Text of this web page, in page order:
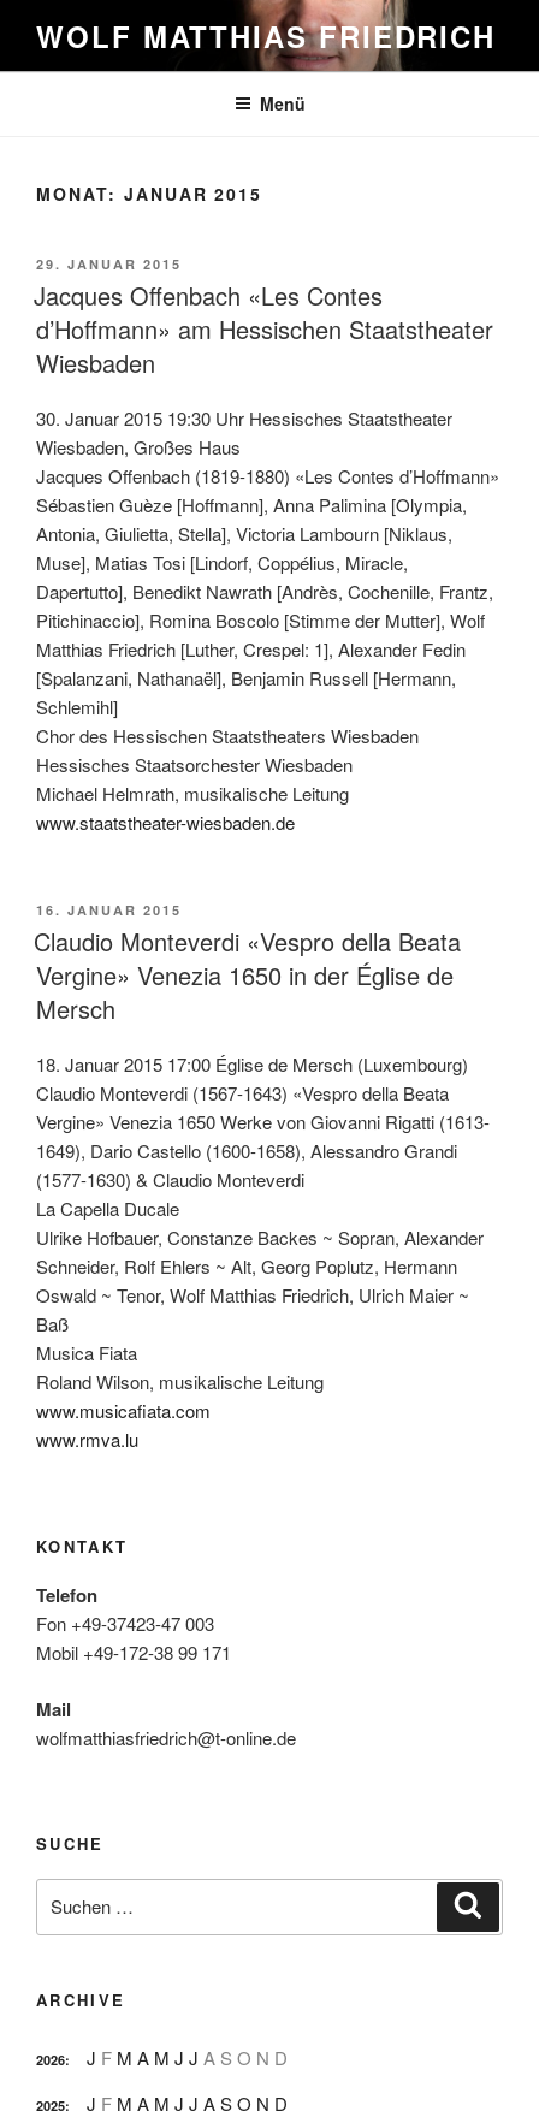
Inhalt
springen
WOLF MATTHIAS FRIEDRICH
Menü
MONAT: JANUAR 2015
VERÖFFENTLICHT
AM
29. JANUAR 2015
Jacques Offenbach «Les Contes
d’Hoffmann» am Hessischen Staatstheater
Wiesbaden
30. Januar 2015 19:30 Uhr Hessisches Staatstheater
Wiesbaden, Großes Haus
Jacques Offenbach (1819-1880) «Les Contes d’Hoffmann»
Sébastien Guèze [Hoffmann], Anna Palimina [Olympia,
Antonia, Giulietta, Stella], Victoria Lambourn [Niklaus,
Muse], Matias Tosi [Lindorf, Coppélius, Miracle,
Dapertutto], Benedikt Nawrath [Andrès, Cochenille, Frantz,
Pitichinaccio], Romina Boscolo [Stimme der Mutter], Wolf
Matthias Friedrich [Luther, Crespel: 1], Alexander Fedin
[Spalanzani, Nathanaël], Benjamin Russell [Hermann,
Schlemihl]
Chor des Hessischen Staatstheaters Wiesbaden
Hessisches Staatsorchester Wiesbaden
Michael Helmrath, musikalische Leitung
www.staatstheater-wiesbaden.de
VERÖFFENTLICHT
AM
16. JANUAR 2015
Claudio Monteverdi «Vespro della Beata
Vergine» Venezia 1650 in der Église de
Mersch
18. Januar 2015 17:00 Église de Mersch (Luxembourg)
Claudio Monteverdi (1567-1643) «Vespro della Beata
Vergine» Venezia 1650 Werke von Giovanni Rigatti (1613-
1649), Dario Castello (1600-1658), Alessandro Grandi
(1577-1630) & Claudio Monteverdi
La Capella Ducale
Ulrike Hofbauer, Constanze Backes ~ Sopran, Alexander
Schneider, Rolf Ehlers ~ Alt, Georg Poplutz, Hermann
Oswald ~ Tenor, Wolf Matthias Friedrich, Ulrich Maier ~
Baß
Musica Fiata
Roland Wilson, musikalische Leitung
www.musicafiata.com
www.rmva.lu
KONTAKT
Telefon
Fon +49-37423-47 003
Mobil +49-172-38 99 171
Mail
wolfmatthiasfriedrich@t-online.de
SUCHE
nach:
ARCHIVE
2026: J F M A M J J A S O N D
2025: J F M A M J J ASO N D